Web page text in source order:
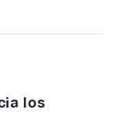
los